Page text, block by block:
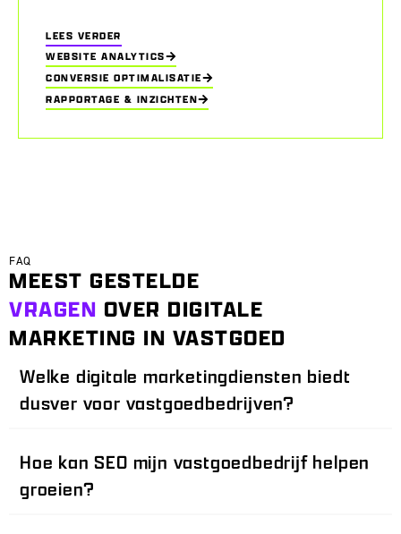
LEES VERDER
WEBSITE ANALYTICS
CONVERSIE OPTIMALISATIE
RAPPORTAGE & INZICHTEN
FAQ
MEEST GESTELDE
VRAGEN OVER DIGITALE
MARKETING IN VASTGOED
Welke digitale marketingdiensten biedt
dusver voor vastgoedbedrijven?
Hoe kan SEO mijn vastgoedbedrijf helpen
groeien?